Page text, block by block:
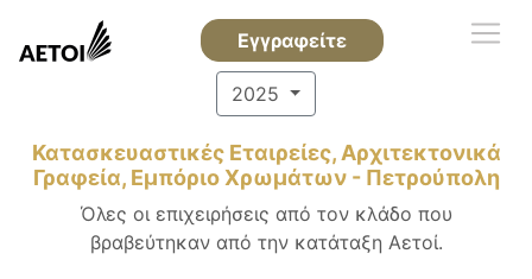
Εγγραφείτε
2025
Κατασκευαστικές Εταιρείες, Αρχιτεκτονικά
Γραφεία, Εμπόριο Χρωμάτων - Πετρούπολη
Όλες οι επιχειρήσεις από τον κλάδο που
βραβεύτηκαν από την κατάταξη Αετοί.